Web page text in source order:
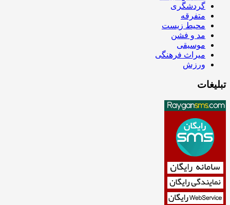
گردشگری
متفرقه
محیط زیست
مد و فشن
موسیقی
میراث فرهنگی
ورزش
تبلیغات